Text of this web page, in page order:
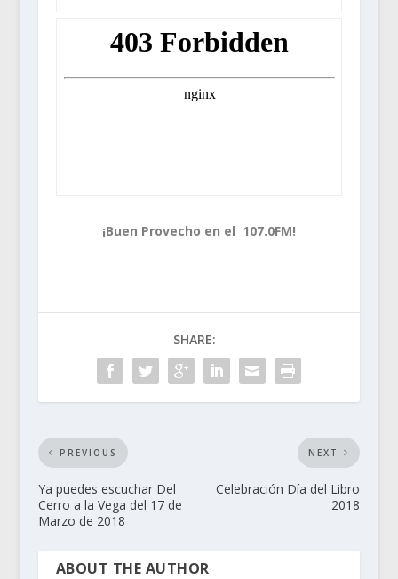
¡Buen Provecho en el 107.0FM!
SHARE:
PREVIOUS
Ya puedes escuchar Del
Cerro a la Vega del 17 de
Marzo de 2018
NEXT
Celebración Día del Libro
2018
ABOUT THE AUTHOR